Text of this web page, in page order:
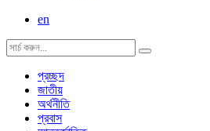
en
প্রচ্ছদ
জাতীয়
অর্থনীতি
প্রবাস